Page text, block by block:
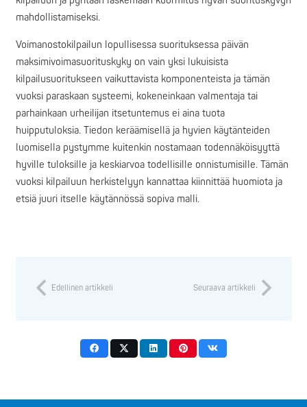
mahdollistamiseksi.
Voimanostokilpailun lopullisessa suorituksessa päivän
maksimivoimasuorituskyky on vain yksi lukuisista
kilpailusuoritukseen vaikuttavista komponenteista ja tämän
vuoksi paraskaan systeemi, kokeneinkaan valmentaja tai
parhainkaan urheilijan itsetuntemus ei aina tuota
huipputuloksia. Tiedon keräämisellä ja hyvien käytänteiden
luomisella pystymme kuitenkin nostamaan todennäköisyyttä
hyville tuloksille ja keskiarvoa todellisille onnistumisille. Tämän
vuoksi kilpailuun herkistelyyn kannattaa kiinnittää huomiota ja
etsiä juuri itselle käytännössä sopiva malli.
Edellinen artikkeli Seuraava artikkeli